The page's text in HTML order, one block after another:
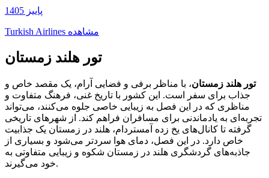
پاییز 1405
Turkish Airlines مشاهده
تور هلند زمستان
تور هلند زمستان، با مناظر برفی و فضایی آرام، یک مقصد خاص و
جذاب برای سفر است. این کشور با تاریخ غنی، فرهنگ متفاوت و
مناظری که در این فصل به زیبایی خاصی جلوه می‌کنند، می‌تواند
تجربه‌ای به یادماندنی برای مسافران فراهم کند. از شهرهای تاریخی
گرفته تا کانال‌های یخ زده آمستردام، هلند در زمستان یک جذابیت
خاص دارد. در این فصل، دمای هوا سردتر می‌شود و بسیاری از
جاذبه‌های گردشگری هلند در زمستان شکوه و زیبایی متفاوتی به
خود می‌گیرند.